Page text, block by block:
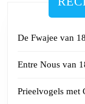
De Fwajee van
Entre Nous van
Prieelvogels met